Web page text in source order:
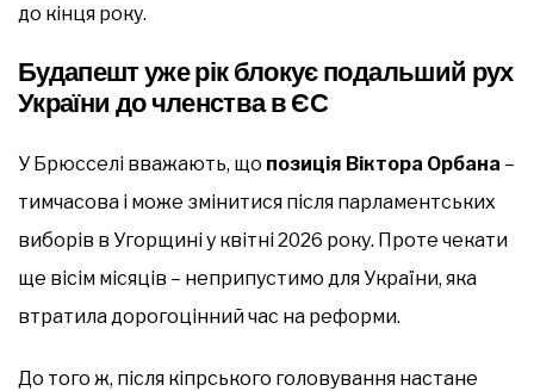
до кінця року.
Будапешт уже рік блокує подальший рух
України до членства в ЄС
У Брюсселі вважають, що позиція Віктора Орбана –
тимчасова і може змінитися після парламентських
виборів в Угорщині у квітні 2026 року. Проте чекати
ще вісім місяців – неприпустимо для України, яка
втратила дорогоцінний час на реформи.
До того ж, після кіпрського головування настане